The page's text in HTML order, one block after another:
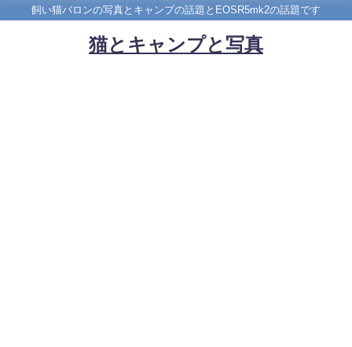
飼い猫バロンの写真とキャンプの話題とEOSR5mk2の話題です
猫とキャンプと写真